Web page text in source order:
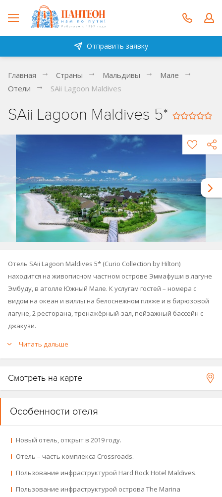
Отправить заявку
Главная Страны Мальдивы
Мале
Отели
SAii Lagoon Maldives
SAii Lagoon Maldives 5*
Отель SAii Lagoon Maldives 5* (Curio Collection by Hilton)
находится на живописном частном острове Эммафуши в лагуне
Эмбуду, в атолле Южный Мале. К услугам гостей – номера с
видом на океан и виллы на белоснежном пляже и в бирюзовой
лагуне, 2 ресторана, тренажёрный-зал, пейзажный бассейн с
джакузи.
Отель открылся в 2019 году.
на данный момент состоящего из 3 островов: двух курортов и
рекреационного островаThe Marina Crossroads.
Гости отеля могут пользоваться инфраструкторой отеля
Rock Maldivesна соседнем острове (можно дойти пешком по
мостику).
Карта отеля.
Сообщение от 01.04.2026:летняя программа SaiiKids Summer
Campс новыми активностями для детей, доступная бесплатно
Читать дальше
Смотреть на карте
Особенности отеля
Новый отель, открыт в 2019 году.
Отель – часть комплекса Crossroads.
Пользование инфраструктурой Hard Rock Hotel Maldives.
Пользование инфраструктурой острова The Marina